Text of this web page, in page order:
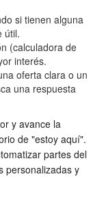
si tienen alguna
útil.
(calculadora de
interés.
oferta clara o un
una respuesta
y avance la
de "estoy aquí".
partes del
personalizadas y